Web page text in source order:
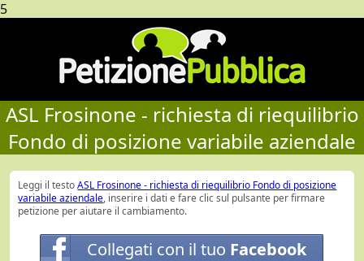
5
ASL Frosinone - richiesta di riequilibrio
Fondo di posizione variabile aziendale
Leggi il testoASL Frosinone - richiesta di riequilibrio Fondo di posizione
variabile aziendale, inserire i dati e fare clic sul pulsante per firmare
petizione per aiutare il cambiamento.
Collegati con il tuo Facebook